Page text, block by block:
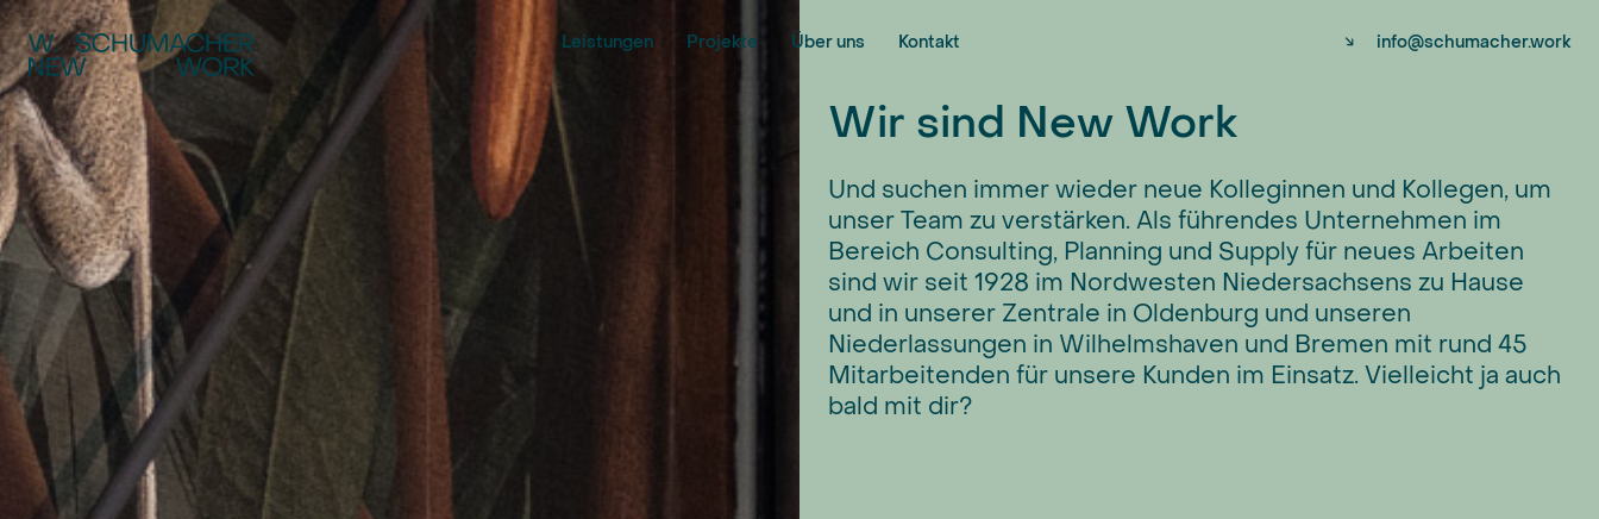
Leistungen
Planning
Supply
Projekte Über uns Kontakt ↘ info@schumacher.work
Wir sind New Work
Und suchen immer wieder neue Kolleginnen und Kollegen, um
unser Team zu verstärken. Als führendes Unternehmen im
Bereich Consulting, Planning und Supply für neues Arbeiten
sind wir seit 1928 im Nordwesten Niedersachsens zu Hause
und in unserer Zentrale in Oldenburg und unseren
Niederlassungen in Wilhelmshaven und Bremen mit rund 45
Mitarbeitenden für unsere Kunden im Einsatz. Vielleicht ja auch
bald mit dir?